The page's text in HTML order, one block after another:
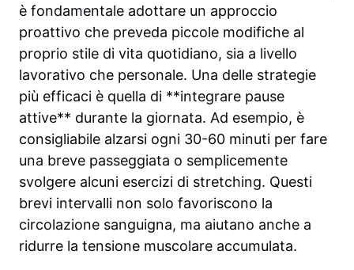
è fondamentale adottare un approccio
proattivo che preveda piccole modifiche al
proprio stile di vita quotidiano, sia a livello
lavorativo che personale. Una delle strategie
più efficaci è quella di **integrare pause
attive** durante la giornata. Ad esempio, è
consigliabile alzarsi ogni 30-60 minuti per fare
una breve passeggiata o semplicemente
svolgere alcuni esercizi di stretching. Questi
brevi intervalli non solo favoriscono la
circolazione sanguigna, ma aiutano anche a
ridurre la tensione muscolare accumulata.